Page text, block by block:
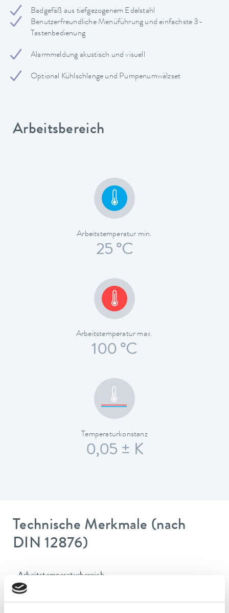
Badgefäß aus tiefgezogenem Edelstahl
Benutzerfreundliche Menüführung und einfachste 3-
Tastenbedienung
Alarmmeldung akustisch und visuell
Optional Kühlschlange und Pumpenumwälzset
Arbeitsbereich
Arbeitstemperatur min.
25 °C
Arbeitstemperatur max.
100 °C
Temperaturkonstanz
0,05 ± K
Technische Merkmale (nach
DIN 12876)
Arbeitstemperaturbereich
25 ... 100 °C